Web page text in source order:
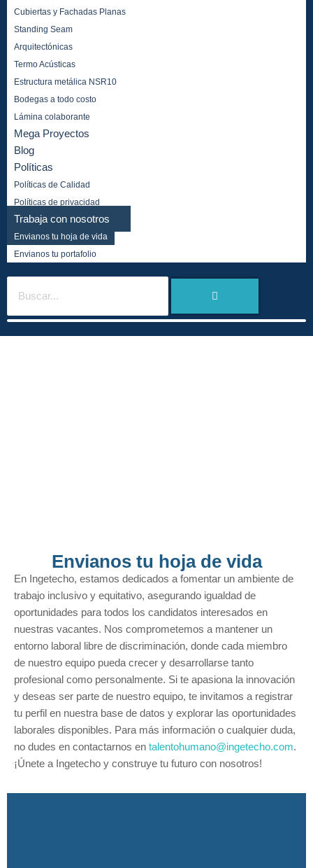
Cubiertas y Fachadas Planas
Standing Seam
Arquitectónicas
Termo Acústicas
Estructura metálica NSR10
Bodegas a todo costo
Lámina colaborante
Mega Proyectos
Blog
Políticas
Políticas de Calidad
Políticas de privacidad
Trabaja con nosotros
Envianos tu hoja de vida
Envianos tu portafolio
Envianos tu hoja de vida
En Ingetecho, estamos dedicados a fomentar un ambiente de
trabajo inclusivo y equitativo, asegurando igualdad de
oportunidades para todos los candidatos interesados en
nuestras vacantes. Nos comprometemos a mantener un
entorno laboral libre de discriminación, donde cada miembro
de nuestro equipo pueda crecer y desarrollarse tanto
profesional como personalmente. Si te apasiona la innovación
y deseas ser parte de nuestro equipo, te invitamos a registrar
tu perfil en nuestra base de datos y explorar las oportunidades
laborales disponibles. Para más información o cualquier duda,
no dudes en contactarnos en talentohumano@ingetecho.com.
¡Únete a Ingetecho y construye tu futuro con nosotros!